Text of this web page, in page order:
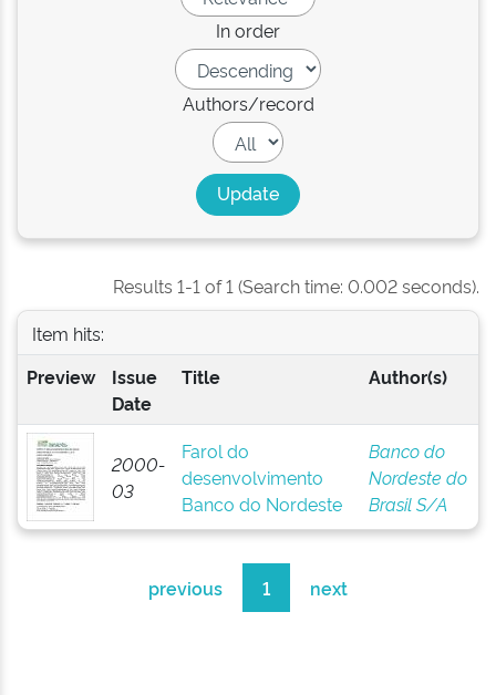
In order
Authors/record
Results 1-1 of 1 (Search time: 0.002 seconds).
Item hits:
Preview
Issue
Date
Title Author(s)
2000-
03
Farol do
desenvolvimento
Banco do Nordeste
Banco do
Nordeste do
Brasil S/A
previous 1 next